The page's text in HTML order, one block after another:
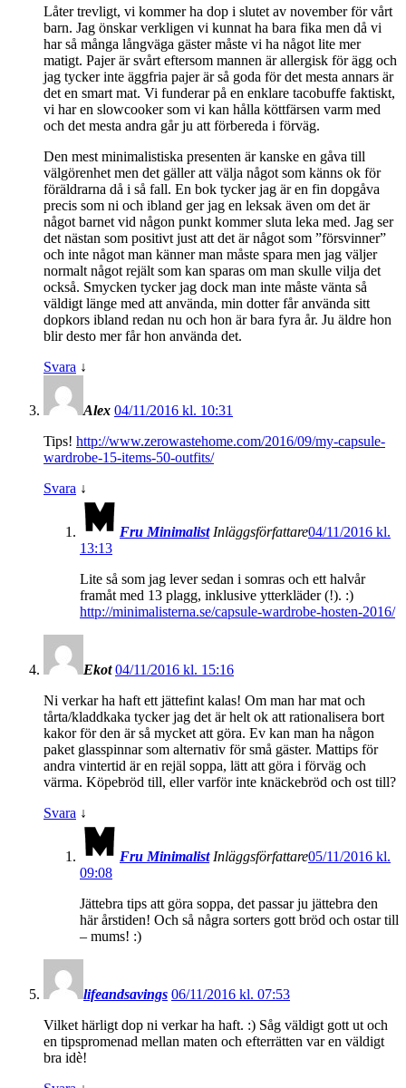
Låter trevligt, vi kommer ha dop i slutet av november för vårt
barn. Jag önskar verkligen vi kunnat ha bara fika men då vi
har så många långväga gäster måste vi ha något lite mer
matigt. Pajer är svårt eftersom mannen är allergisk för ägg och
jag tycker inte äggfria pajer är så goda för det mesta annars är
det en smart mat. Vi funderar på en enklare tacobuffe faktiskt,
vi har en slowcooker som vi kan hålla köttfärsen varm med
och det mesta andra går ju att förbereda i förväg.
Den mest minimalistiska presenten är kanske en gåva till
välgörenhet men det gäller att välja något som känns ok för
föräldrarna då i så fall. En bok tycker jag är en fin dopgåva
precis som ni och ibland ger jag en leksak även om det är
något barnet vid någon punkt kommer sluta leka med. Jag ser
det nästan som positivt just att det är något som ”försvinner”
och inte något man känner man måste spara men jag väljer
normalt något rejält som kan sparas om man skulle vilja det
också. Smycken tycker jag dock man inte måste vänta så
väldigt länge med att använda, min dotter får använda sitt
dopkors ibland redan nu och hon är bara fyra år. Ju äldre hon
blir desto mer får hon använda det.
Svara ↓
Alex 04/11/2016 kl. 10:31
Tips! http://www.zerowastehome.com/2016/09/my-capsule-
wardrobe-15-items-50-outfits/
Svara ↓
Fru Minimalist Inläggsförfattare04/11/2016 kl.
13:13
Lite så som jag lever sedan i somras och ett halvår
framåt med 13 plagg, inklusive ytterkläder (!). :)
http://minimalisterna.se/capsule-wardrobe-hosten-2016/
Ekot 04/11/2016 kl. 15:16
Ni verkar ha haft ett jättefint kalas! Om man har mat och
tårta/kladdkaka tycker jag det är helt ok att rationalisera bort
kakor för den är så mycket att göra. Ev kan man ha någon
paket glasspinnar som alternativ för små gäster. Mattips för
andra vintertid är en rejäl soppa, lätt att göra i förväg och
värma. Köpebröd till, eller varför inte knäckebröd och ost till?
Svara ↓
Fru Minimalist Inläggsförfattare05/11/2016 kl.
09:08
Jättebra tips att göra soppa, det passar ju jättebra den
här årstiden! Och så några sorters gott bröd och ostar till
– mums! :)
lifeandsavings 06/11/2016 kl. 07:53
Vilket härligt dop ni verkar ha haft. :) Såg väldigt gott ut och
en tipspromenad mellan maten och efterrätten var en väldigt
bra idè!